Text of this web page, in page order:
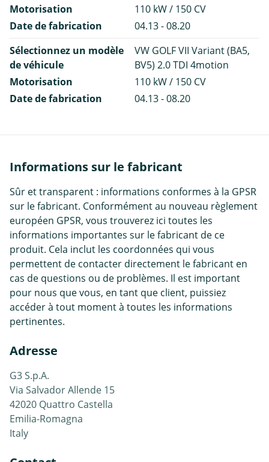
Motorisation
110 kW / 150 CV
Date de fabrication
04.13 - 08.20
Sélectionnez un modèle
de véhicule
VW GOLF VII Variant (BA5,
BV5) 2.0 TDI 4motion
Motorisation
110 kW / 150 CV
Date de fabrication
04.13 - 08.20
Informations sur le fabricant
Sûr et transparent : informations conformes à la GPSR
sur le fabricant. Conformément au nouveau règlement
européen GPSR, vous trouverez ici toutes les
informations importantes sur le fabricant de ce
produit. Cela inclut les coordonnées qui vous
permettent de contacter directement le fabricant en
cas de questions ou de problèmes. Il est important
pour nous que vous, en tant que client, puissiez
accéder à tout moment à toutes les informations
pertinentes.
Adresse
G3 S.p.A.
Via Salvador Allende 15
42020 Quattro Castella
Emilia-Romagna
Italy